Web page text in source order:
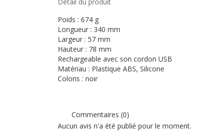
Poids : 674 g
Longueur : 340 mm
Largeur : 57 mm
Hauteur : 78 mm
Rechargeable avec son cordon USB
Matériau : Plastique ABS, Silicone
Coloris : noir
Commentaires (0)
Aucun avis n'a été publié pour le moment.